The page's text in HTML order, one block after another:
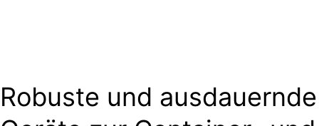
Robuste und ausdauernde